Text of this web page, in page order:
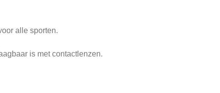
alle sporten.
is met contactlenzen.